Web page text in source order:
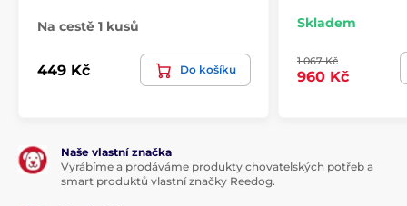
HEŘMÁNEK
pro pozitivní vliv na
trávicí i močový
systém , protizánětlivé a dezinfekční účinky a
zmírnění nadýmání. Komplexně má pozitivní vliv na
trávicí i močový systém.
Na cestě 1 kusů
449 Kč Do košíku
Skladem
1 067 Kč
960 Kč
Naše vlastní značka
Vyrábíme a prodáváme produkty chovatelských potřeb a
smart produktů vlastní značky Reedog.